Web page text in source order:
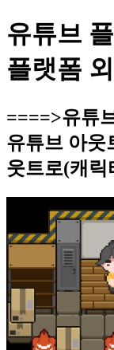
유튜브
플랫폼
====>유튜
유튜브 아웃
웃트로(캐릭